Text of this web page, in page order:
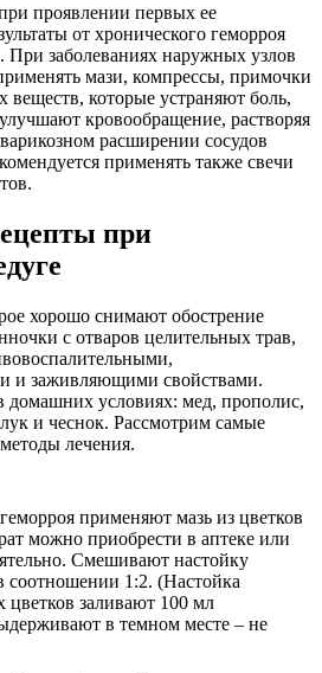
проявлении первых ее
от хронического геморроя
При заболеваниях наружных узлов
мази, компрессы, примочки
которые устраняют боль,
кровообращение, растворяя
расширении сосудов
применять также свечи
при
хорошо снимают обострение
с отваров целительных трав,
и заживляющими свойствами.
домашних условиях: мед, прополис,
и чеснок. Рассмотрим самые
лечения.
применяют мазь из цветков
можно приобрести в аптеке или
Смешивают настойку
соотношении 1:2. (Настойка
цветков заливают 100 мл
в темном месте – не